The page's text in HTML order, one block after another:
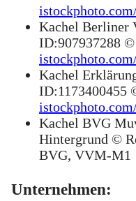
Kachel Berliner
ID:907937288 ©
Kachel
ID:1173400455
Kachel BVG
Hintergrund ©
BVG, VVM-M1
Unternehmen: